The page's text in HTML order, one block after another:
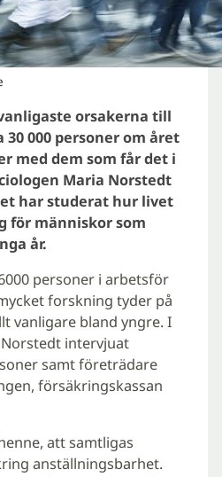
orsakerna till
000 personer om året
med dem som får det i
Maria Norstedt
har studerat hur livet
för människor som
år.
personer i arbetsför
forskning tyder på
vanligare bland yngre. I
intervjuat
samt företrädare
försäkringskassan
att samtligas
anställningsbarhet.